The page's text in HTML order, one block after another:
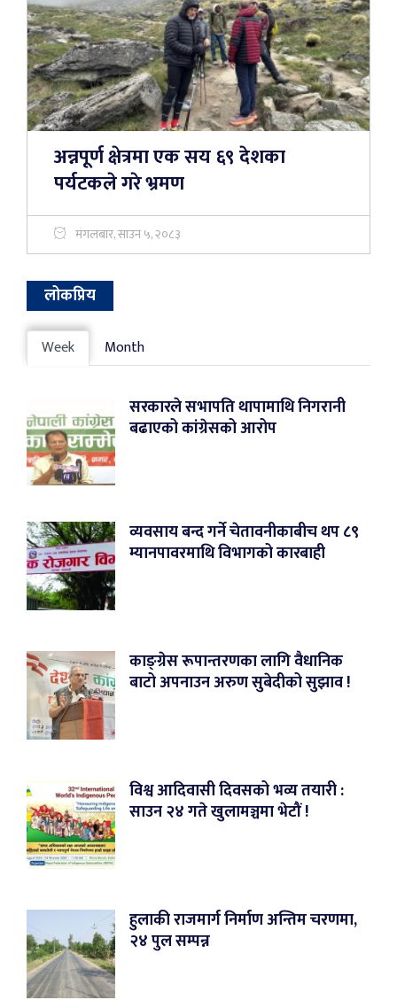
अन्नपूर्ण क्षेत्रमा एक सय ६९ देशका
पर्यटकले गरे भ्रमण
मंगलबार, साउन ५, २०८३
लोकप्रिय
Week Month
सरकारले सभापति थापामाथि निगरानी
बढाएको कांग्रेसको आरोप
व्यवसाय बन्द गर्ने चेतावनीकाबीच थप ८९
म्यानपावरमाथि विभागको कारबाही
काङ्ग्रेस रूपान्तरणका लागि वैधानिक
बाटो अपनाउन अरुण सुबेदीको सुझाव !
विश्व आदिवासी दिवसको भव्य तयारी :
साउन २४ गते खुलामञ्चमा भेटौं !
हुलाकी राजमार्ग निर्माण अन्तिम चरणमा,
२४ पुल सम्पन्न